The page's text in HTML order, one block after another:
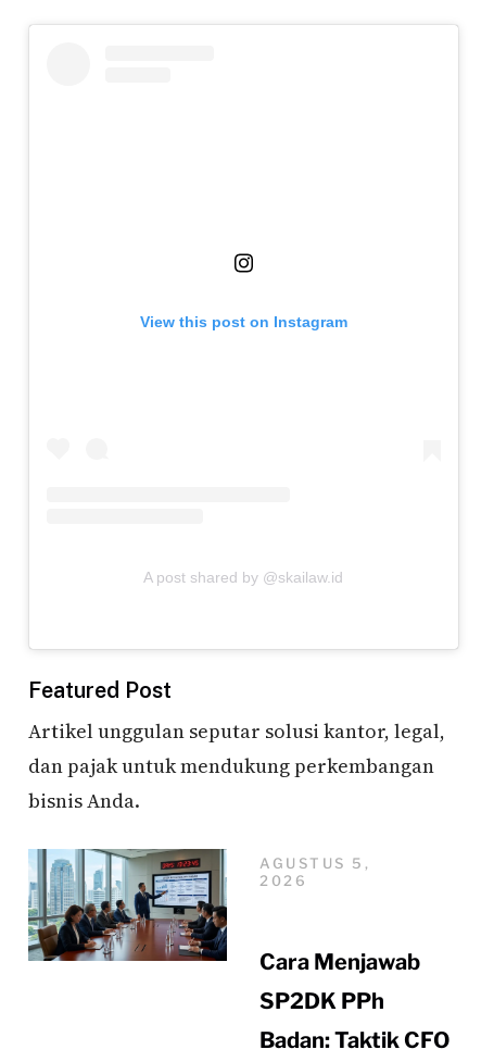
View this post on Instagram
A post shared by @skailaw.id
Featured Post
Artikel unggulan seputar solusi kantor, legal,
dan pajak untuk mendukung perkembangan
bisnis Anda.
AGUSTUS 5,
2026
Cara Menjawab
SP2DK PPh
Badan: Taktik CFO